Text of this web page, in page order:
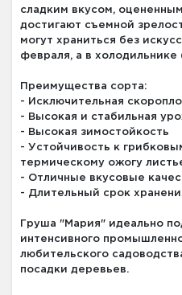
сладким вкусом,
достигают съемной
могут храниться без
февраля, а в холодильнике
Преимущества сорта:
- Исключительная
- Высокая и стабильная
- Высокая зимостойкость
- Устойчивость к
термическому ожогу
- Отличные вкусовые
- Длительный срок
Груша "Мария" идеально
интенсивного
любительского
посадки деревьев.